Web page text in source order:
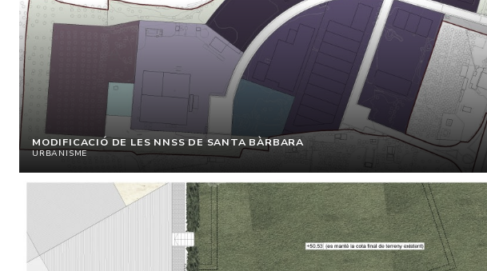
MODIFICACIÓ DE LES NNSS DE SANTA BÀRBARA
URBANISME